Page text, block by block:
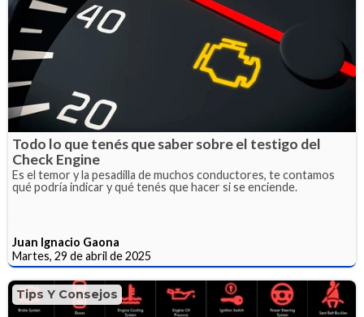
Todo lo que tenés que saber sobre el testigo del
Check Engine
Es el temor y la pesadilla de muchos conductores, te contamos
qué podría indicar y qué tenés que hacer si se enciende.
Juan Ignacio Gaona
Martes, 29 de abril de 2025
Tips Y Consejos